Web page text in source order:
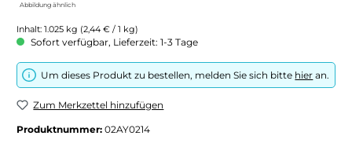
Abbildung ähnlich
Inhalt: 1.025 kg (2,44 € / 1 kg)
Sofort verfügbar, Lieferzeit: 1-3 Tage
Um dieses Produkt zu bestellen, melden Sie sich bitte hier an.
Zum Merkzettel hinzufügen
Produktnummer: 02AY0214